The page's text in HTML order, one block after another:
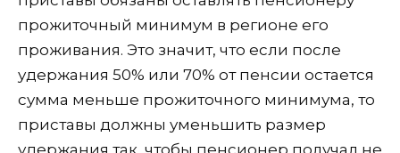
прожиточный минимум в регионе его
проживания. Это значит, что если после
удержания 50% или 70% от пенсии остается
сумма меньше прожиточного минимума, то
приставы должны уменьшить размер
удержания так, чтобы пенсионер получал не